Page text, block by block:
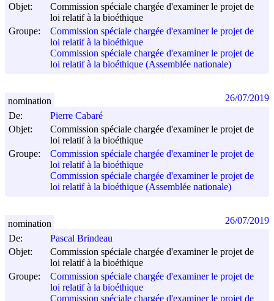
Objet:
Commission spéciale chargée d'examiner le projet de
loi relatif à la bioéthique
Groupe:
Commission spéciale chargée d'examiner le projet de
loi relatif à la bioéthique
Commission spéciale chargée d'examiner le projet de
loi relatif à la bioéthique (Assemblée nationale)
De:
Pierre Cabaré
Objet:
Commission spéciale chargée d'examiner le projet de
loi relatif à la bioéthique
Groupe:
Commission spéciale chargée d'examiner le projet de
loi relatif à la bioéthique
Commission spéciale chargée d'examiner le projet de
loi relatif à la bioéthique (Assemblée nationale)
nomination 26/07/2019
De:
Pascal Brindeau
Objet:
Commission spéciale chargée d'examiner le projet de
loi relatif à la bioéthique
Groupe:
Commission spéciale chargée d'examiner le projet de
loi relatif à la bioéthique
Commission spéciale chargée d'examiner le projet de
nomination 26/07/2019